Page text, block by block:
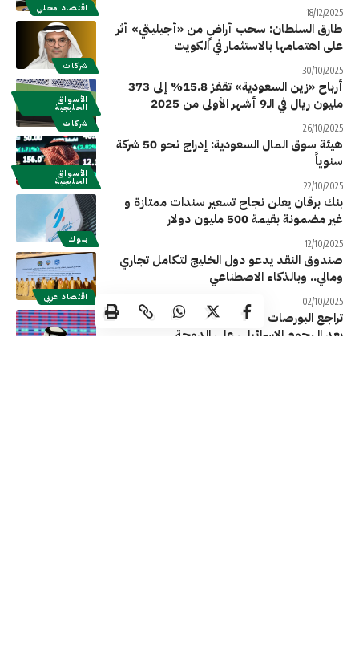
اقتصاد محلي 18/12/2025
شركات
طارق السلطان: سحب أراضٍ من «أجيليتي» أثر
على اهتمامها بالاستثمار في الكويت
30/10/2025
الأسواق
الخليجية
شركات
أرباح «زين السعودية» تقفز 15.8% إلى 373
مليون ريال في الـ9 أشهر الأولى من 2025
26/10/2025
الأسواق
الخليجية
هيئة سوق المال السعودية: إدراج نحو 50 شركة
سنوياً
22/10/2025
بنوك
بنك برقان يعلن نجاح تسعير سندات ممتازة و
غير مضمونة بقيمة 500 مليون دولار
12/10/2025
اقتصاد عربي
صندوق النقد يدعو دول الخليج لتكامل تجاري
ومالي.. وبالذكاء الاصطناعي
02/10/2025
تراجع البورصات الخليجية في بداية جلسة اليوم
بعد الهجوم الإسرائيلي على الدوحة